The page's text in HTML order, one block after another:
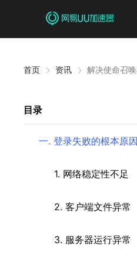
首页 资讯 解决使命召
目录
一. 登录失败的根本原
1. 网络稳定性不足
2. 客户端文件异常
3. 服务器运行异常